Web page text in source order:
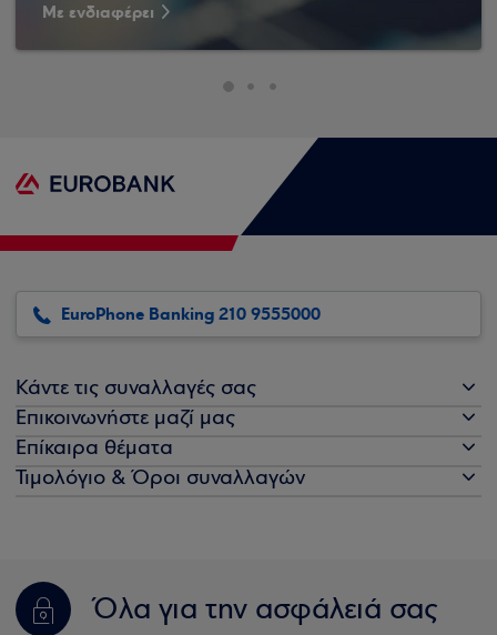
Με ενδιαφέρει
EuroPhone Banking 210 9555000
Κάντε τις συναλλαγές σας
Επικοινωνήστε μαζί μας
Επίκαιρα θέματα
Τιμολόγιο & Όροι συναλλαγών
Όλα για την ασφάλειά σας